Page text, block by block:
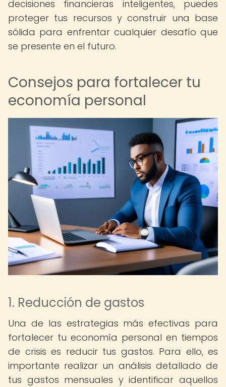
decisiones financieras inteligentes, puedes
proteger tus recursos y construir una base
sólida para enfrentar cualquier desafío que
se presente en el futuro.
Consejos para fortalecer tu
economía personal
1. Reducción de gastos
Una de las estrategias más efectivas para
fortalecer tu economía personal en tiempos
de crisis es reducir tus gastos. Para ello, es
importante realizar un análisis detallado de
tus gastos mensuales y identificar aquellos